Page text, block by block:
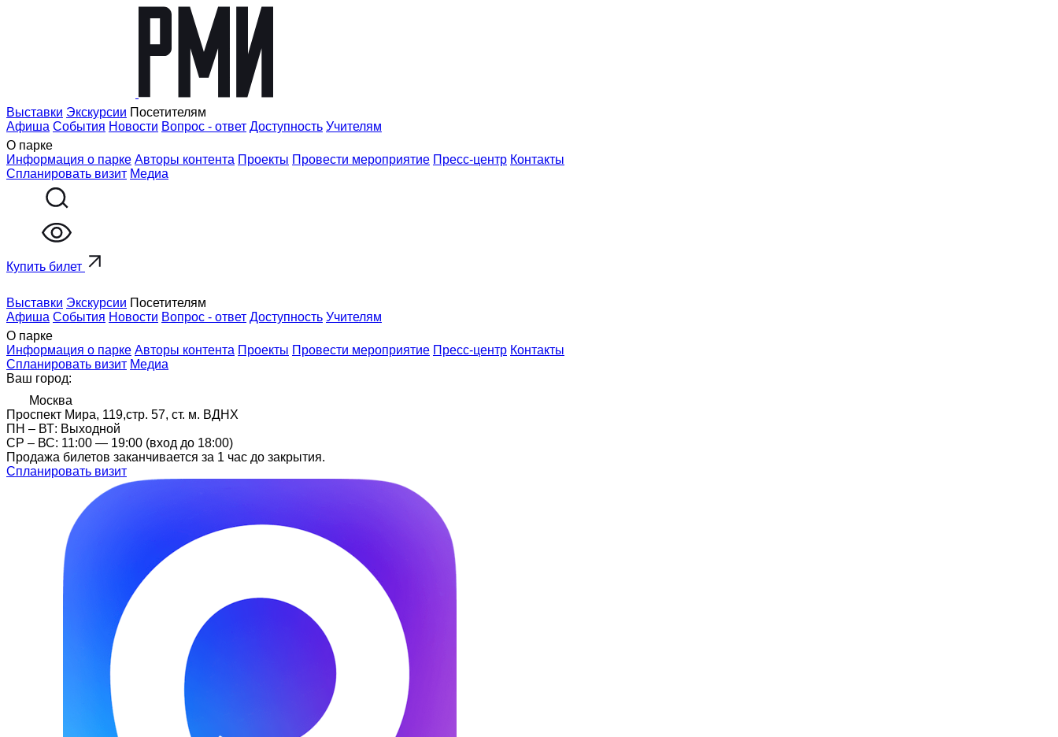
Выставки Экскурсии Посетителям
Афиша События Новости Вопрос - ответ Доступность Учителям
О парке
Информация о парке Авторы контента Проекты Провести мероприятие Пресс-центр Контакты
Спланировать визит Медиа
Купить билет
Выставки Экскурсии Посетителям
Афиша События Новости Вопрос - ответ Доступность Учителям
О парке
Информация о парке Авторы контента Проекты Провести мероприятие Пресс-центр Контакты
Спланировать визит Медиа
Ваш город:
Москва
Проспект Мира, 119,стр. 57, ст. м. ВДНХ
ПН – ВТ: Выходной
CР – ВС: 11:00 — 19:00 (вход до 18:00)
Продажа билетов заканчивается за 1 час до закрытия.
Спланировать визит